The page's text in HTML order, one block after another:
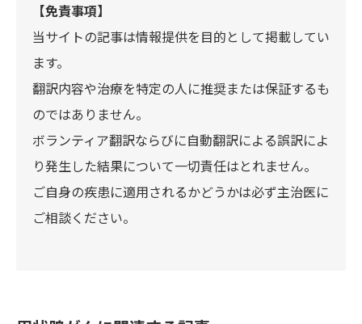
【免責事項】
当サイトの記事は情報提供を目的として掲載してい
ます。
翻訳内容や治療を特定の人に推奨または保証するも
のではありません。
ボランティア翻訳ならびに自動翻訳による誤訳によ
り発生した結果について一切責任はとれません。
ご自身の疾患に適用されるかどうかは必ず主治医に
ご相談ください。